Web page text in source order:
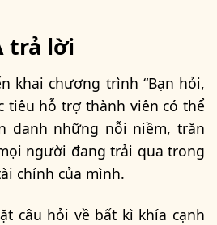
trả lời
khai chương trình “Bạn hỏi,
tiêu hỗ trợ thành viên có thể
danh những nỗi niềm, trăn
người đang trải qua trong
chính của mình.
câu hỏi về bất kì khía cạnh